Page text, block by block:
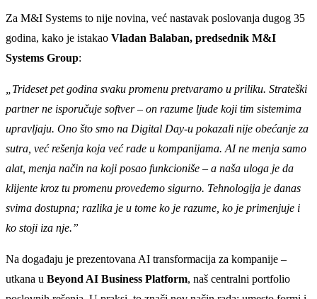
Za M&I Systems to nije novina, već nastavak poslovanja dugog 35
godina, kako je istakao Vladan Balaban, predsednik M&I
Systems Group:
„Trideset pet godina svaku promenu pretvaramo u priliku. Strateški
partner ne isporučuje softver – on razume ljude koji tim sistemima
upravljaju. Ono što smo na Digital Day-u pokazali nije obećanje za
sutra, već rešenja koja već rade u kompanijama. AI ne menja samo
alat, menja način na koji posao funkcioniše – a naša uloga je da
klijente kroz tu promenu provedemo sigurno. Tehnologija je danas
svima dostupna; razlika je u tome ko je razume, ko je primenjuje i
ko stoji iza nje.”
Na događaju je prezentovana AI transformacija za kompanije –
utkana u Beyond AI Business Platform, naš centralni portfolio